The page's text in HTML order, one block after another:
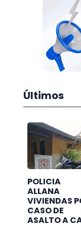
Últimos
POLICIA
ALLANA
VIVIENDAS
CASO DE
ASALTO A